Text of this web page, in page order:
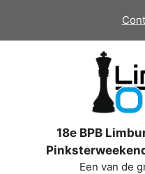
de
18e BPB
Een van de